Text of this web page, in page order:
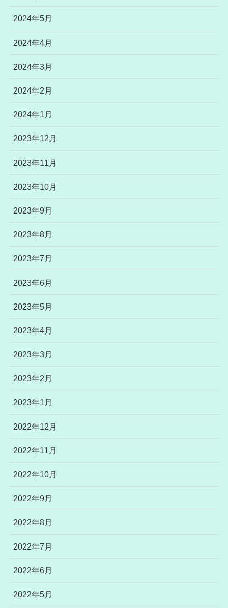
2024年5月
2024年4月
2024年3月
2024年2月
2024年1月
2023年12月
2023年11月
2023年10月
2023年9月
2023年8月
2023年7月
2023年6月
2023年5月
2023年4月
2023年3月
2023年2月
2023年1月
2022年12月
2022年11月
2022年10月
2022年9月
2022年8月
2022年7月
2022年6月
2022年5月